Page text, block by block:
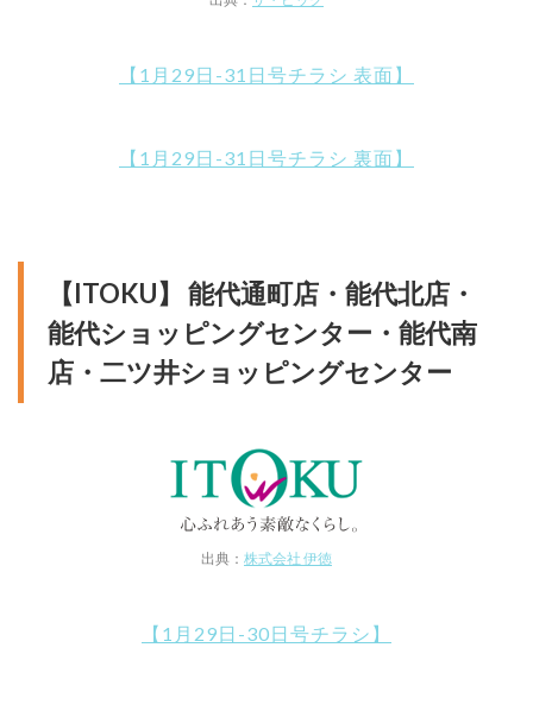
【1月29日-31日号チラシ 表面】
【1月29日-31日号チラシ 裏面】
【ITOKU】 能代通町店・能代北店・
能代ショッピングセンター・能代南
店・二ツ井ショッピングセンター
出典： 株式会社 伊徳
【1月29日-30日号チラシ】